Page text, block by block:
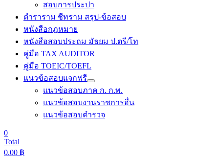
สอบการประปา
ตำราราม ชีทราม สรุป-ข้อสอบ
หนังสือกฎหมาย
หนังสือสอบประถม มัธยม ป.ตรี/โท
คู่มือ TAX AUDITOR
คู่มือ TOEIC/TOEFL
แนวข้อสอบแจกฟรี
แนวข้อสอบภาค ก. ก.พ.
แนวข้อสอบงานราชการอื่น
แนวข้อสอบตำรวจ
0
Total
0.00 ฿